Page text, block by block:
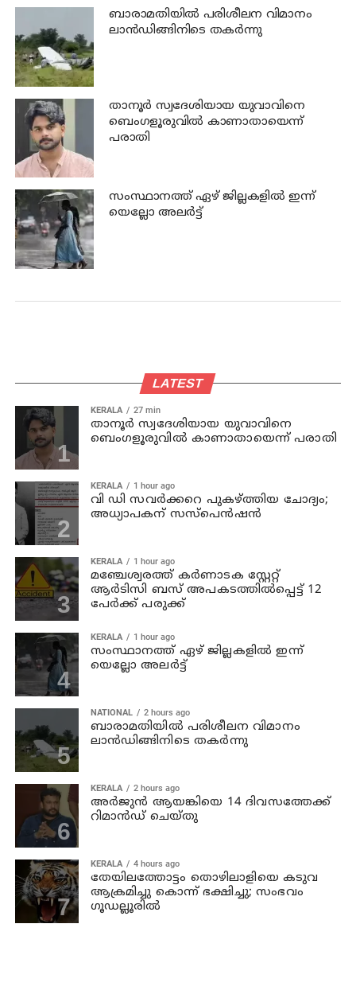
ബാരാമതിയില്‍ പരിശീലന വിമാനം
ലാന്‍ഡിങ്ങിനിടെ തകര്‍ന്നു
താനൂര്‍ സ്വദേശിയായ യുവാവിനെ
ബെംഗളൂരുവില്‍ കാണാതായെന്ന്
പരാതി
സംസ്ഥാനത്ത് ഏഴ് ജില്ലകളില്‍ ഇന്ന്
യെല്ലോ അലര്‍ട്ട്
LATEST
KERALA 27 min
താനൂര്‍ സ്വദേശിയായ യുവാവിനെ
ബെംഗളൂരുവില്‍ കാണാതായെന്ന് പരാതി
KERALA 1 hour ago
വി ഡി സവര്‍ക്കറെ പുകഴ്ത്തിയ ചോദ്യം;
അധ്യാപകന് സസ്പെന്‍ഷന്‍
KERALA 1 hour ago
മഞ്ചേശ്വരത്ത് കര്‍ണാടക സ്റ്റേറ്റ്
ആര്‍ടിസി ബസ് അപകടത്തില്‍പ്പെട്ട് 12
പേര്‍ക്ക് പരുക്ക്
KERALA 1 hour ago
സംസ്ഥാനത്ത് ഏഴ് ജില്ലകളില്‍ ഇന്ന്
യെല്ലോ അലര്‍ട്ട്
NATIONAL 2 hours ago
ബാരാമതിയില്‍ പരിശീലന വിമാനം
ലാന്‍ഡിങ്ങിനിടെ തകര്‍ന്നു
KERALA 2 hours ago
അര്‍ജുന്‍ ആയങ്കിയെ 14 ദിവസത്തേക്ക്
റിമാൻഡ് ചെയ്തു
KERALA 4 hours ago
തേയിലത്തോട്ടം തൊഴിലാളിയെ കടുവ
ആക്രമിച്ചു കൊന്ന് ഭക്ഷിച്ചു; സംഭവം
ഗൂഡല്ലൂരില്‍